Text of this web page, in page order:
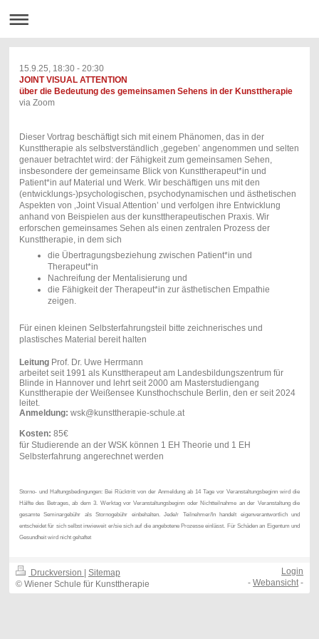
15.9.25, 18:30 - 20:30
JOINT VISUAL ATTENTION
über die Bedeutung des gemeinsamen Sehens in der Kunsttherapie
via Zoom
Dieser Vortrag beschäftigt sich mit einem Phänomen, das in der
Kunsttherapie als selbstverständlich ‚gegeben’ angenommen und selten
genauer betrachtet wird: der Fähigkeit zum gemeinsamen Sehen,
insbesondere der gemeinsame Blick von Kunsttherapeut*in und
Patient*in auf Material und Werk. Wir beschäftigen uns mit den
(entwicklungs-)psychologischen, psychodynamischen und ästhetischen
Aspekten von ‚Joint Visual Attention’ und verfolgen ihre Entwicklung
anhand von Beispielen aus der kunsttherapeutischen Praxis. Wir
erforschen gemeinsames Sehen als einen zentralen Prozess der
Kunsttherapie, in dem sich
die Übertragungsbeziehung zwischen Patient*in und
Therapeut*in
Nachreifung der Mentalisierung und
die Fähigkeit der Therapeut*in zur ästhetischen Empathie
zeigen.
Für einen kleinen Selbsterfahrungsteil bitte zeichnerisches und
plastisches Material bereit halten
Leitung Prof. Dr. Uwe Herrmann
arbeitet seit 1991 als Kunsttherapeut am Landesbildungszentrum für
Blinde in Hannover und lehrt seit 2000 am Masterstudiengang
Kunsttherapie der Weißensee Kunsthochschule Berlin, den er seit 2024
leitet.
Anmeldung: wsk@kunsttherapie-schule.at
Kosten: 85€
für Studierende an der WSK können 1 EH Theorie und 1 EH
Selbsterfahrung angerechnet werden
Storno- und Haftungsbedingungen: Bei Rücktritt von der Anmeldung ab 14 Tage vor Veranstaltungsbeginn wird die
Hälfte des Betrages, ab dem 3. Werktag vor Veranstaltungsbeginn oder Nichtteilnahme an der Veranstaltung die
gesamte Seminargebühr als Stornogebühr einbehalten. Jede/r Teilnehmer/In handelt eigenverantwortlich und
entscheidet für sich selbst inwieweit er/sie sich auf die angebotene Prozesse einlässt. Für Schäden an Eigentum und
Gesundheit wird nicht gehaftet
Druckversion
Sitemap
© Wiener Schule für Kunsttherapie
Login
-Webansicht-